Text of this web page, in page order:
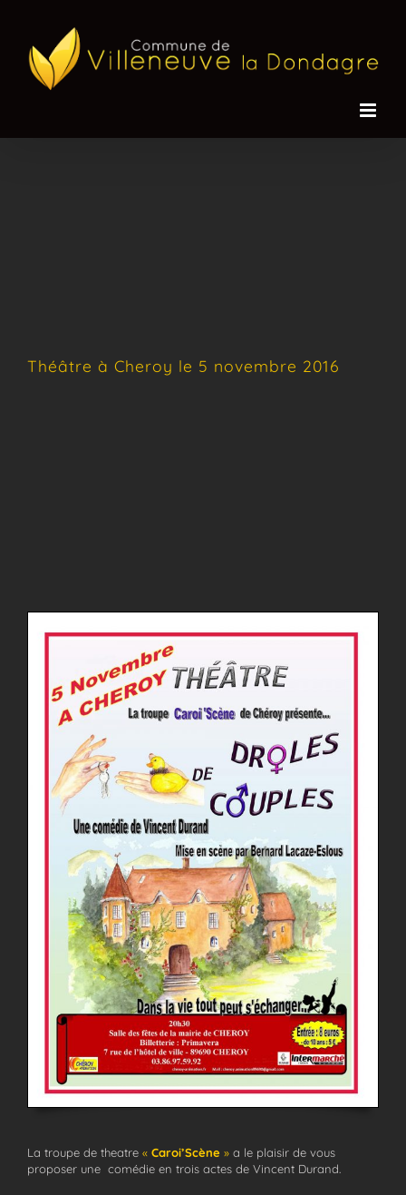
Théâtre à Cheroy le 5 novembre 2016
La troupe de theatre « Caroi’Scène » a le plaisir de vous
proposer une comédie en trois actes de Vincent Durand.